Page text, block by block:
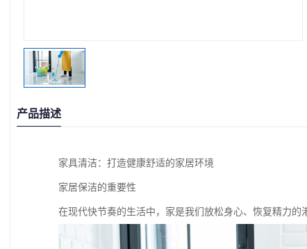
产品描述
家具清洁：打造健康舒适的家居环境
家居保洁的重要性
在现代快节奏的生活中，家是我们放松身心、恢复精力的